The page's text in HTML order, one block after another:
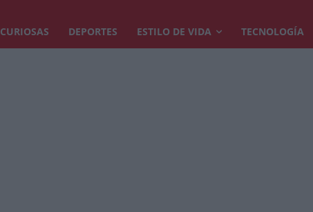
CURIOSAS DEPORTES ESTILO DE VIDA TECNOLOGÍA